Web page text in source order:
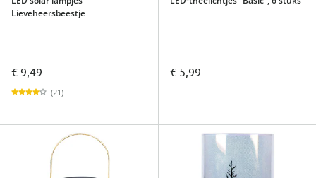
Lieveheersbeestje
€ 9,49
(21)
€ 5,99